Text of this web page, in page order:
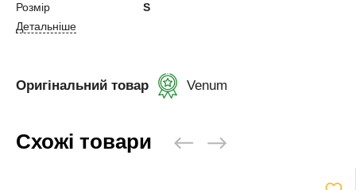
Розмір
S
Детальніше
Оригінальний товар Venum
Схожі товари